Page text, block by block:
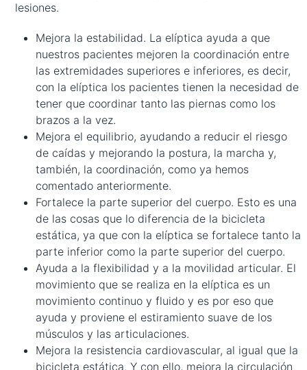
lesiones.
Mejora la estabilidad. La elíptica ayuda a que
nuestros pacientes mejoren la coordinación entre
las extremidades superiores e inferiores, es decir,
con la elíptica los pacientes tienen la necesidad de
tener que coordinar tanto las piernas como los
brazos a la vez.
Mejora el equilibrio, ayudando a reducir el riesgo
de caídas y mejorando la postura, la marcha y,
también, la coordinación, como ya hemos
comentado anteriormente.
Fortalece la parte superior del cuerpo. Esto es una
de las cosas que lo diferencia de la bicicleta
estática, ya que con la elíptica se fortalece tanto la
parte inferior como la parte superior del cuerpo.
Ayuda a la flexibilidad y a la movilidad articular. El
movimiento que se realiza en la elíptica es un
movimiento continuo y fluido y es por eso que
ayuda y proviene el estiramiento suave de los
músculos y las articulaciones.
Mejora la resistencia cardiovascular, al igual que la
bicicleta estática. Y con ello, mejora la circulación